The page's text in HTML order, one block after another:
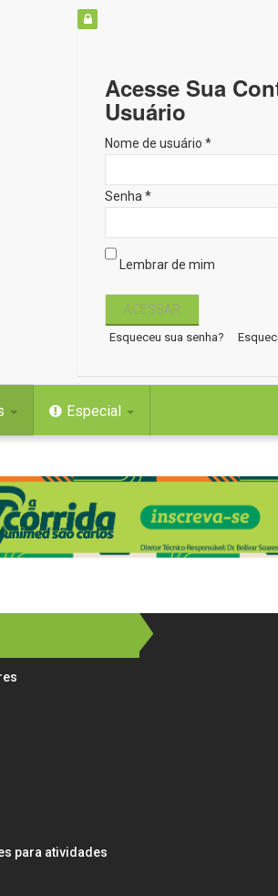
Acesse Sua
Usuário
Nome de usuário *
Senha *
Lembrar de mim
Esqueceu sua senha?
Especial
para atividades